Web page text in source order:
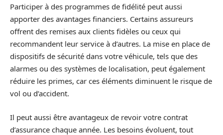
Participer à des programmes de fidélité peut aussi
apporter des avantages financiers. Certains assureurs
offrent des remises aux clients fidèles ou ceux qui
recommandent leur service à d’autres. La mise en place de
dispositifs de sécurité dans votre véhicule, tels que des
alarmes ou des systèmes de localisation, peut également
réduire les primes, car ces éléments diminuent le risque de
vol ou d’accident.
Il peut aussi être avantageux de revoir votre contrat
d’assurance chaque année. Les besoins évoluent, tout